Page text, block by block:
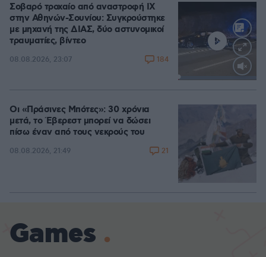
Σοβαρό τροχαίο από αναστροφή ΙΧ
στην Αθηνών-Σουνίου: Συγκρούστηκε
με μηχανή της ΔΙΑΣ, δύο αστυνομικοί
τραυματίες, βίντεο
08.08.2026, 23:07 184
Οι «Πράσινες Μπότες»: 30 χρόνια
μετά, το Έβερεστ μπορεί να δώσει
πίσω έναν από τους νεκρούς του
08.08.2026, 21:49 21
Games